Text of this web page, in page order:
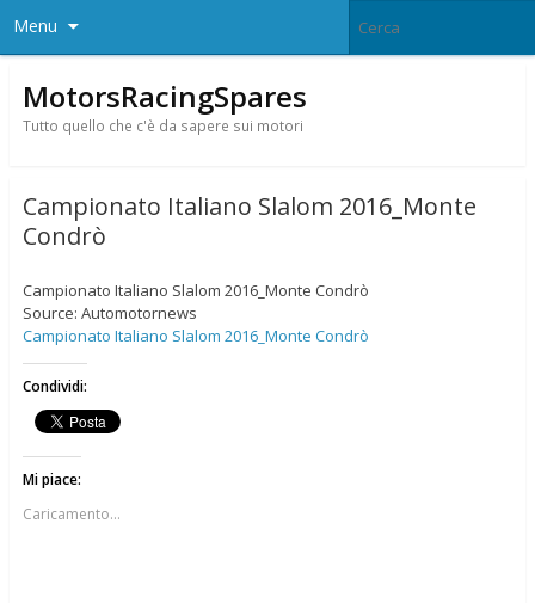
Menu
MotorsRacingSpares
Tutto quello che c'è da sapere sui motori
Campionato Italiano Slalom 2016_Monte
Condrò
Campionato Italiano Slalom 2016_Monte Condrò
Source: Automotornews
Campionato Italiano Slalom 2016_Monte Condrò
Condividi:
Mi piace:
Caricamento...